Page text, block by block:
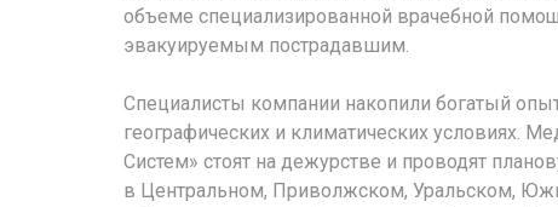
объеме специализированной врачебной
эвакуируемым пострадавшим.
Специалисты компании накопили богатый
географических и климатических условиях.
Систем» стоят на дежурстве и проводят
в Центральном, Приволжском, Уральском,